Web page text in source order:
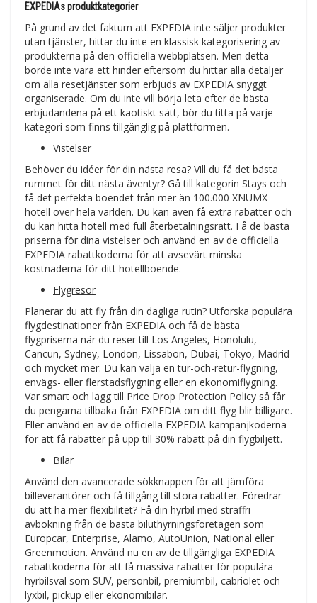
EXPEDIAs produktkategorier
På grund av det faktum att EXPEDIA inte säljer produkter
utan tjänster, hittar du inte en klassisk kategorisering av
produkterna på den officiella webbplatsen. Men detta
borde inte vara ett hinder eftersom du hittar alla detaljer
om alla resetjänster som erbjuds av EXPEDIA snyggt
organiserade. Om du inte vill börja leta efter de bästa
erbjudandena på ett kaotiskt sätt, bör du titta på varje
kategori som finns tillgänglig på plattformen.
Vistelser
Behöver du idéer för din nästa resa? Vill du få det bästa
rummet för ditt nästa äventyr? Gå till kategorin Stays och
få det perfekta boendet från mer än 100.000 XNUMX
hotell över hela världen. Du kan även få extra rabatter och
du kan hitta hotell med full återbetalningsrätt. Få de bästa
priserna för dina vistelser och använd en av de officiella
EXPEDIA rabattkoderna för att avsevärt minska
kostnaderna för ditt hotellboende.
Flygresor
Planerar du att fly från din dagliga rutin? Utforska populära
flygdestinationer från EXPEDIA och få de bästa
flygpriserna när du reser till Los Angeles, Honolulu,
Cancun, Sydney, London, Lissabon, Dubai, Tokyo, Madrid
och mycket mer. Du kan välja en tur-och-retur-flygning,
envägs- eller flerstadsflygning eller en ekonomiflygning.
Var smart och lägg till Price Drop Protection Policy så får
du pengarna tillbaka från EXPEDIA om ditt flyg blir billigare.
Eller använd en av de officiella EXPEDIA-kampanjkoderna
för att få rabatter på upp till 30% rabatt på din flygbiljett.
Bilar
Använd den avancerade sökknappen för att jämföra
billeverantörer och få tillgång till stora rabatter. Föredrar
du att ha mer flexibilitet? Få din hyrbil med straffri
avbokning från de bästa biluthyrningsföretagen som
Europcar, Enterprise, Alamo, AutoUnion, National eller
Greenmotion. Använd nu en av de tillgängliga EXPEDIA
rabattkoderna för att få massiva rabatter för populära
hyrbilsval som SUV, personbil, premiumbil, cabriolet och
lyxbil, pickup eller ekonomibilar.